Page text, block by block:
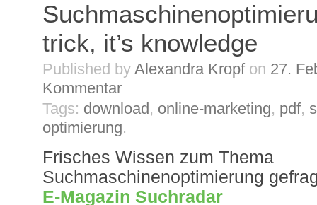
trick, it’s knowledge
Published by Alexandra Kropf on 27.
Kommentar
Tags: download , online-marketing, pdf,
optimierung.
Frisches Wissen zum Thema
Suchmaschinenoptimierung
E-Magazin Suchradar